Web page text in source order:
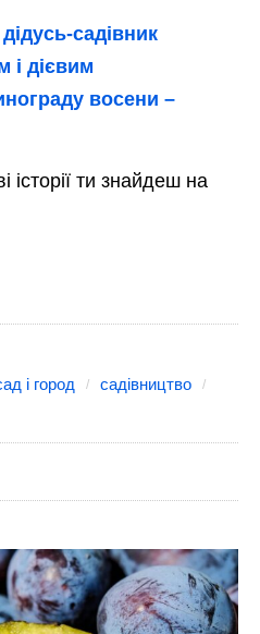
садівник
і дієвим
восени –
історії ти знайдеш на
і город
садівництво